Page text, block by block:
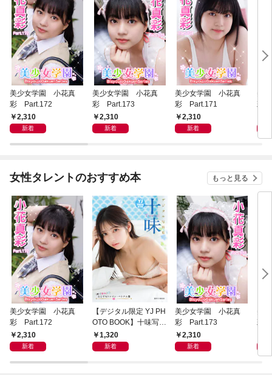
美少女学園 小花真
彩 Part.172
2,310
新着
美少女学園 小花真
彩 Part.173
2,310
新着
美少女学園 小花真
彩 Part.171
2,310
新着
美
彩
女性タレントのおすすめ本 もっと見る
美少女学園 小花真
彩 Part.172
2,310
新着
【デジタル限定 YJ PH
OTO BOOK】十味写真
集「続・『ぽみ』！？
どこでもトレイン・ベ
1,320
新着
美少女学園 小花真
彩 Part.173
2,310
新着
美
彩